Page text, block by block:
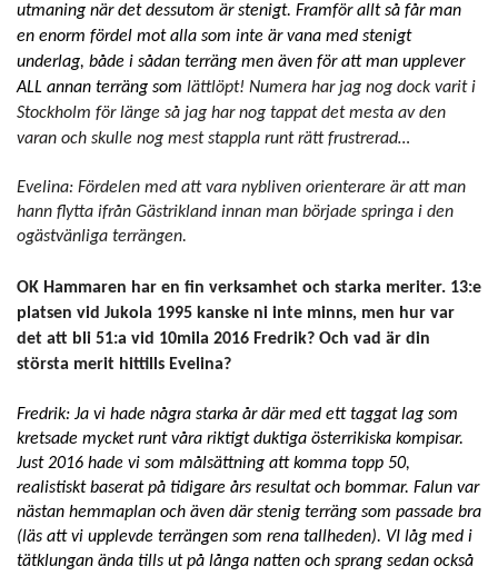
utmaning när det dessutom är stenigt. Framför allt så får man
en enorm fördel mot alla som inte är vana med stenigt
underlag, både i sådan terräng men även för att man upplever
ALL annan terräng som lättlöpt! Numera har jag nog dock varit i
Stockholm för länge så jag har nog tappat det mesta av den
varan och skulle nog mest stappla runt rätt frustrerad…
Evelina: Fördelen med att vara nybliven orienterare är att man
hann flytta ifrån Gästrikland innan man började springa i den
ogästvänliga terrängen.
OK Hammaren har en fin verksamhet och starka meriter. 13:e
platsen vid Jukola 1995 kanske ni inte minns, men hur var
det att bli 51:a vid 10mila 2016 Fredrik? Och vad är din
största merit hittills Evelina?
Fredrik: Ja vi hade några starka år där med ett taggat lag som
kretsade mycket runt våra riktigt duktiga österrikiska kompisar.
Just 2016 hade vi som målsättning att komma topp 50,
realistiskt baserat på tidigare års resultat och bommar. Falun var
nästan hemmaplan och även där stenig terräng som passade bra
(läs att vi upplevde terrängen som rena tallheden). VI låg med i
tätklungan ända tills ut på långa natten och sprang sedan också